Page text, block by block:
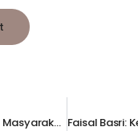
KedaiKOPI: 61,3% Masyarakat Menginginkan Perubahan